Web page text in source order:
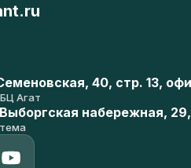
40, стр. 13,
БЦ Агат
набережная,